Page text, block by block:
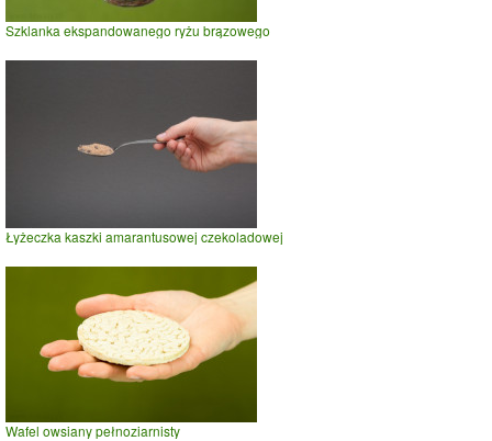
Szklanka ekspandowanego ryżu brązowego
Łyżeczka kaszki amarantusowej czekoladowej
Wafel owsiany pełnoziarnisty